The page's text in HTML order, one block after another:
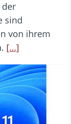
der
sind
von ihrem
[…]